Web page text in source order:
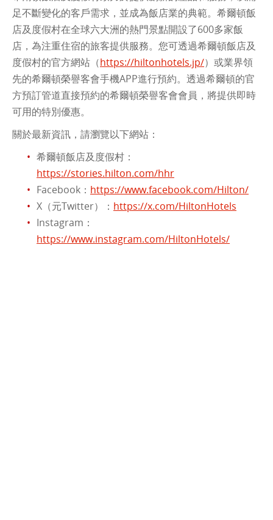
足不斷變化的客戶需求，並成為飯店業的典範。希爾頓飯
店及度假村在全球六大洲的熱門景點開設了600多家飯
店，為注重住宿的旅客提供服務。您可透過希爾頓飯店及
度假村的官方網站（https://hiltonhotels.jp/）或業界領
先的希爾頓榮譽客會手機APP進行預約。透過希爾頓的官
方預訂管道直接預約的希爾頓榮譽客會會員，將提供即時
可用的特別優惠。
關於最新資訊，請瀏覽以下網站：
希爾頓飯店及度假村：
https://stories.hilton.com/hhr
Facebook： https://www.facebook.com/Hilton/
X（元Twitter）： https://x.com/HiltonHotels
Instagram：
https://www.instagram.com/HiltonHotels/